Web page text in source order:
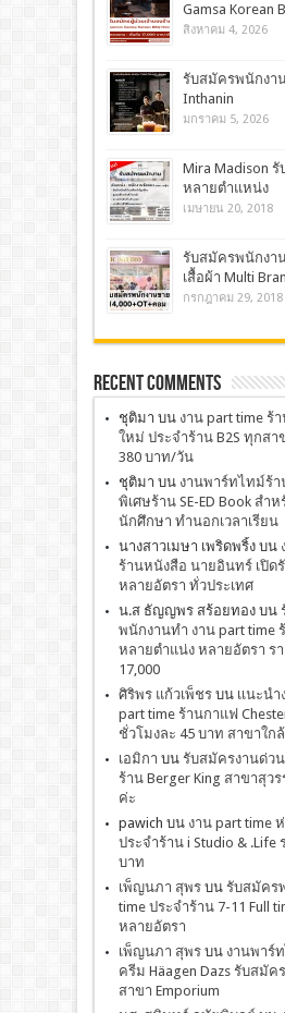
Gamsa Korean
สิงหาคม 4, 2026
รับสมัครพนักงา
Inthanin
มกราคม 5, 2026
Mira Madison
หลายตำแหน่ง
เมษายน 20, 2018
รับสมัครพนักงา
เสื้อผ้า Multi
กรกฎาคม 29, 2018
Recent Comments
ชุติมา บน งาน part time ร้
ใหม่ ประจำร้าน B2S ทุกสา
380 บาท/วัน
ชุติมา บน งานพาร์ทไทม์ร้
พิเศษร้าน SE-ED Book สำ
นักศึกษา ทำนอกเวลาเรียน
นางสาวเมษา เพริดพริ้งบน
ร้านหนังสือ นายอินทร์ เปิด
หลายอัตรา ทั่วประเทศ
น.ส ธัญญพร สร้อยทองบน
พนักงานทำ งาน part time
หลายตำแน่ง หลายอัตรา รา
17,000
ศิริพร แก้วเพ็ชรบน เเนะน
part time ร้านกาแฟ
ชั่วโมงละ 45 บาท สาขาใก
เอมิกา บน รับสมัครงานด่ว
ร้าน Berger King สาขาสุ
ค่ะ
pawich บน งาน part time
ประจำร้าน i Studio & .Life
บาท
เพ็ญนภา สุพรบน รับสมัคร
time ประจำร้าน 7-11 Full
หลายอัตรา
เพ็ญนภา สุพรบน งานพาร์
ครีม Häagen Dazs รับสมั
สาขา Emporium